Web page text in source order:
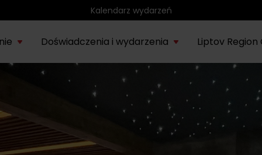
Region rowerowy
Liptów
Region
rowerowy
Nieznany
Liptów
muzeum
Kompas
historyczny
Doświadczenia i wydarzenia
22.
Park wodny Bešeňová
Noce rytuałów
LIP
Vodný park Tatralandia
Liptov Region